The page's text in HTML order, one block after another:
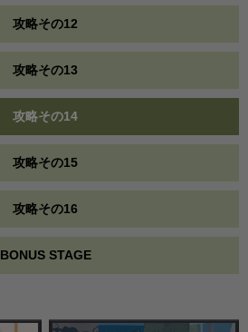
攻略その12
攻略その13
攻略その14
攻略その15
攻略その16
BONUS STAGE